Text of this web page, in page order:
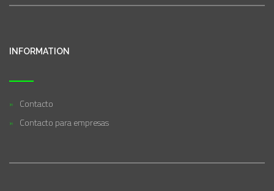
INFORMATION
Contacto
Contacto para empresas